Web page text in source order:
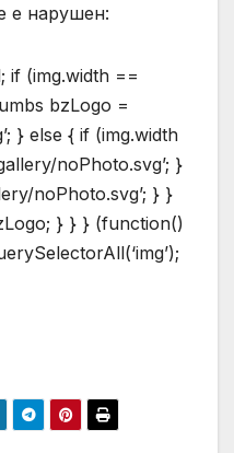
е нарушен:
if (img.width ==
bzLogo =
} else { if (img.width
noPhoto.svg’; }
noPhoto.svg’; } }
} } } (function()